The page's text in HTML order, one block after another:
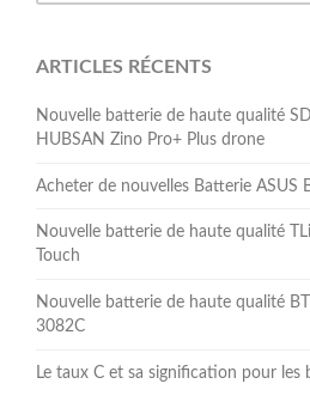
ARTICLES RÉCENTS
Nouvelle batterie de haute qualité
HUBSAN Zino Pro+ Plus drone
Acheter de nouvelles Batterie ASUS
Nouvelle batterie de haute qualité
Touch
Nouvelle batterie de haute qualité
3082C
Le taux C et sa signification pour les